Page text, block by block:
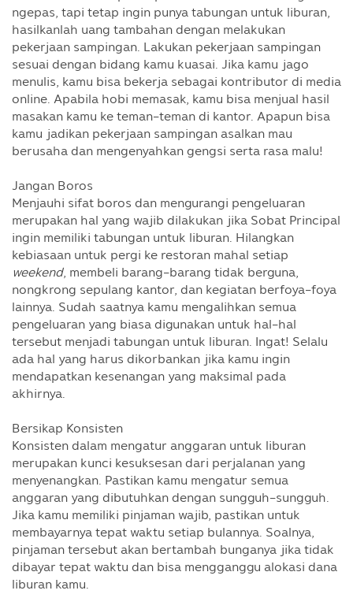
ngepas, tapi tetap ingin punya tabungan untuk liburan,
hasilkanlah uang tambahan dengan melakukan
pekerjaan sampingan. Lakukan pekerjaan sampingan
sesuai dengan bidang kamu kuasai. Jika kamu jago
menulis, kamu bisa bekerja sebagai kontributor di media
online. Apabila hobi memasak, kamu bisa menjual hasil
masakan kamu ke teman-teman di kantor. Apapun bisa
kamu jadikan pekerjaan sampingan asalkan mau
berusaha dan mengenyahkan gengsi serta rasa malu!
Jangan Boros
Menjauhi sifat boros dan mengurangi pengeluaran
merupakan hal yang wajib dilakukan jika Sobat Principal
ingin memiliki tabungan untuk liburan. Hilangkan
kebiasaan untuk pergi ke restoran mahal setiap
weekend, membeli barang-barang tidak berguna,
nongkrong sepulang kantor, dan kegiatan berfoya-foya
lainnya. Sudah saatnya kamu mengalihkan semua
pengeluaran yang biasa digunakan untuk hal-hal
tersebut menjadi tabungan untuk liburan. Ingat! Selalu
ada hal yang harus dikorbankan jika kamu ingin
mendapatkan kesenangan yang maksimal pada
akhirnya.
Bersikap Konsisten
Konsisten dalam mengatur anggaran untuk liburan
merupakan kunci kesuksesan dari perjalanan yang
menyenangkan. Pastikan kamu mengatur semua
anggaran yang dibutuhkan dengan sungguh-sungguh.
Jika kamu memiliki pinjaman wajib, pastikan untuk
membayarnya tepat waktu setiap bulannya. Soalnya,
pinjaman tersebut akan bertambah bunganya jika tidak
dibayar tepat waktu dan bisa mengganggu alokasi dana
liburan kamu.